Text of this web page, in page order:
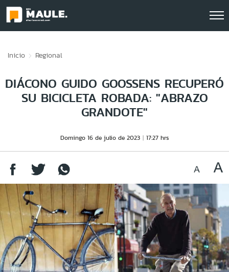
Inicio Regional
DIÁCONO GUIDO GOOSSENS RECUPERÓ
SU BICICLETA ROBADA: "ABRAZO
GRANDOTE"
Domingo 16 de julio de 2023 17:27 hrs